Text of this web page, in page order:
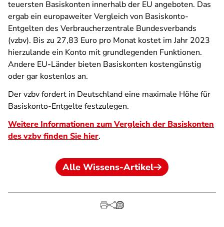
teuersten Basiskonten innerhalb der EU angeboten. Das
ergab ein europaweiter Vergleich von Basiskonto-
Entgelten des Verbraucherzentrale Bundesverbands
(vzbv). Bis zu 27,83 Euro pro Monat kostet im Jahr 2023
hierzulande ein Konto mit grundlegenden Funktionen.
Andere EU-Länder bieten Basiskonten kostengünstig
oder gar kostenlos an.
Der vzbv fordert in Deutschland eine maximale Höhe für
Basiskonto-Entgelte festzulegen.
Weitere Informationen zum Vergleich der Basiskonten
des vzbv finden Sie hier.
Alle Wissens-Artikel